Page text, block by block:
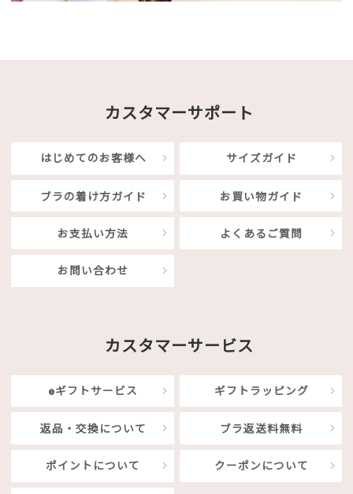
カスタマーサポート
はじめてのお客様へ サイズガイド
ブラの着け方ガイド お買い物ガイド
お支払い方法 よくあるご質問
お問い合わせ
カスタマーサービス
eギフトサービス ギフトラッピング
返品・交換について ブラ返送料無料
ポイントについて クーポンについて